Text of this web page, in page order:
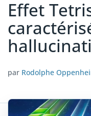
Effet
par Rodolphe